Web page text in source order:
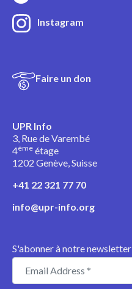
Instagram
Faire un don
UPR Info
3, Rue de Varembé
4ème étage
1202 Genève, Suisse
+41 22 321 77 70
info@upr-info.org
S'abonner à notre newsletter